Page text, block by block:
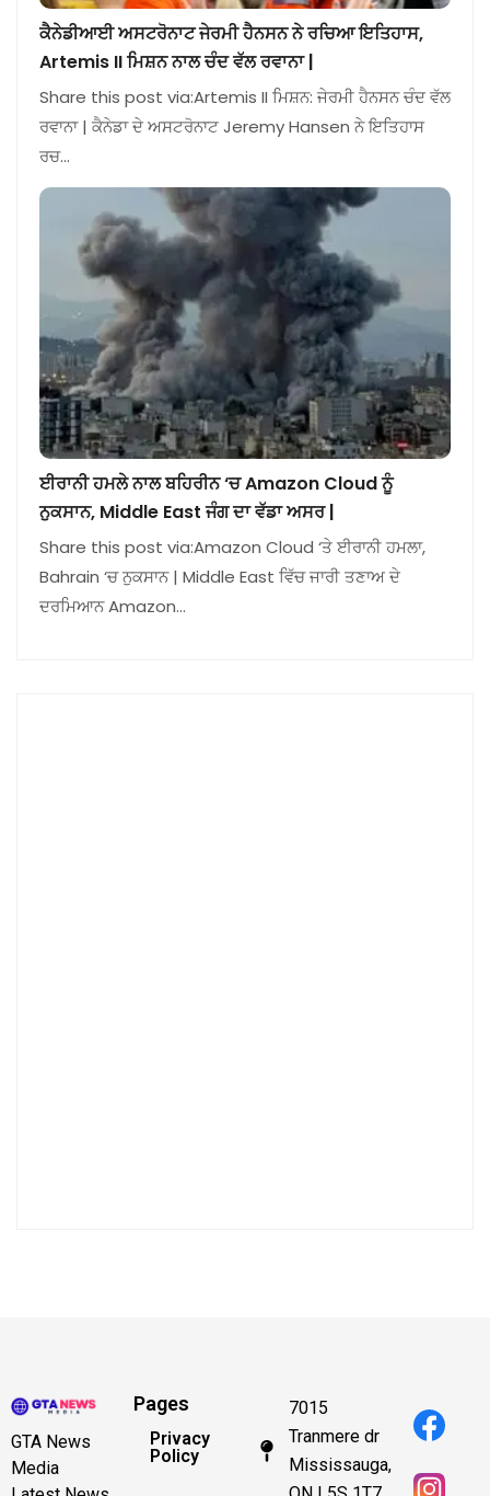
ਕੈਨੇਡੀਆਈ ਅਸਟਰੋਨਾਟ ਜੇਰਮੀ ਹੈਨਸਨ ਨੇ ਰਚਿਆ ਇਤਿਹਾਸ,
Artemis II ਮਿਸ਼ਨ ਨਾਲ ਚੰਦ ਵੱਲ ਰਵਾਨਾ |
Share this post via:Artemis II ਮਿਸ਼ਨ: ਜੇਰਮੀ ਹੈਨਸਨ ਚੰਦ ਵੱਲ
ਰਵਾਨਾ | ਕੈਨੇਡਾ ਦੇ ਅਸਟਰੋਨਾਟ Jeremy Hansen ਨੇ ਇਤਿਹਾਸ
ਰਚ…
ਈਰਾਨੀ ਹਮਲੇ ਨਾਲ ਬਹਿਰੀਨ ‘ਚ Amazon Cloud ਨੂੰ
ਨੁਕਸਾਨ, Middle East ਜੰਗ ਦਾ ਵੱਡਾ ਅਸਰ |
Share this post via:Amazon Cloud ‘ਤੇ ਈਰਾਨੀ ਹਮਲਾ,
Bahrain ‘ਚ ਨੁਕਸਾਨ | Middle East ਵਿੱਚ ਜਾਰੀ ਤਣਾਅ ਦੇ
ਦਰਮਿਆਨ Amazon…
GTA News
Media
Pages
Privacy
Policy
7015
Tranmere dr
Mississauga,